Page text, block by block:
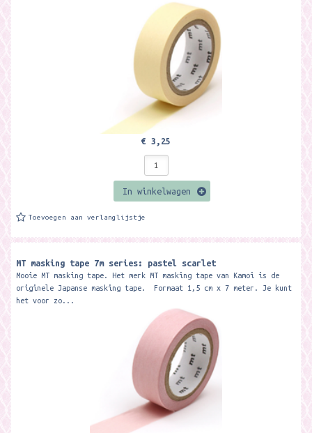
€ 3,25
In winkelwagen
Toevoegen aan verlanglijstje
MT masking tape 7m series: pastel scarlet
Mooie MT masking tape. Het merk MT masking tape van Kamoi is de
originele Japanse masking tape. Formaat 1,5 cm x 7 meter. Je kunt
het voor zo...